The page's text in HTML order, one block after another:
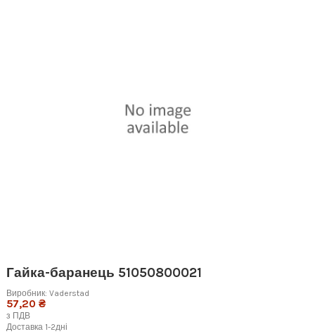
Гайка-баранець 51050800021
Виробник: Vaderstad
57,20 ₴
з ПДВ
Доставка 1-2дні